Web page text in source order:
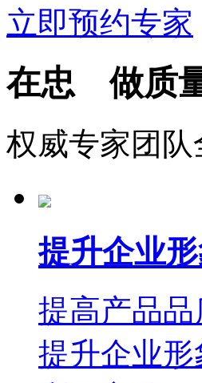
立即预约专家
在忠 做质
权威专家团
提升企业
提高产品品
提升企业形